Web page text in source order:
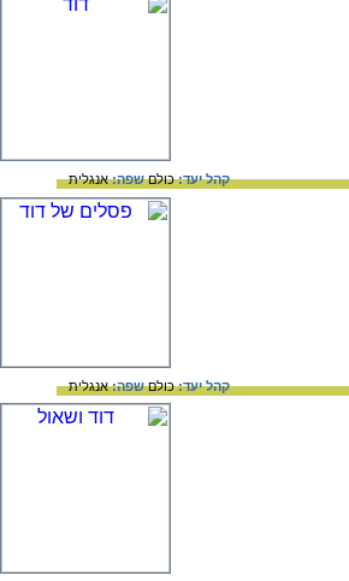
קהל יעד:כולםשפה:אנגלית
קהל יעד:כולםשפה:אנגלית